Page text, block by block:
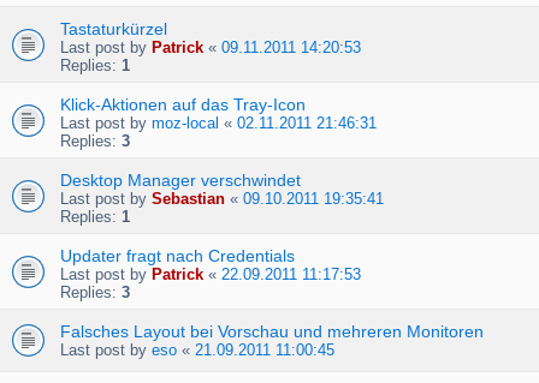
Tastaturkürzel
Last post by Patrick « 09.11.2011 14:20:53
Replies: 1
Klick-Aktionen auf das Tray-Icon
Last post by moz-local « 02.11.2011 21:46:31
Replies: 3
Desktop Manager verschwindet
Last post by Sebastian « 09.10.2011 19:35:41
Replies: 1
Updater fragt nach Credentials
Last post by Patrick « 22.09.2011 11:17:53
Replies: 3
Falsches Layout bei Vorschau und mehreren Monitoren
Last post by eso « 21.09.2011 11:00:45